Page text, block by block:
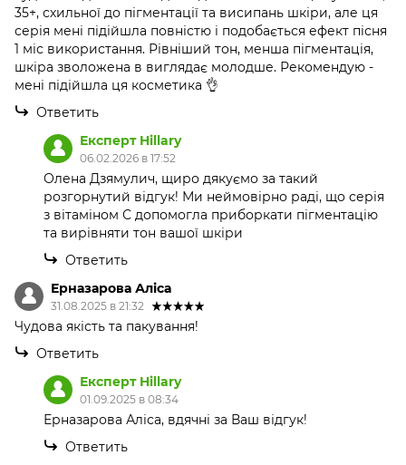
35+, схильної до пігментації та висипань шкіри, але ця
серія мені підійшла повністю і подобається ефект пісня
1 міс використання. Рівніший тон, менша пігментація,
шкіра зволожена в виглядає молодше. Рекомендую -
мені підійшла ця косметика 👌
Ответить
Експерт Hillary
06.02.2026 в 17:52
Олена Дзямулич, щиро дякуємо за такий
розгорнутий відгук! Ми неймовірно раді, що серія
з вітаміном С допомогла приборкати пігментацію
та вирівняти тон вашої шкіри
Ответить
Ерназарова Аліса
31.08.2025 в 21:32
Чудова якість та пакування!
Ответить
Експерт Hillary
01.09.2025 в 08:34
Ерназарова Аліса, вдячні за Ваш відгук!
Ответить